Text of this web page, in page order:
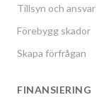
Tillsyn och ansvar
Förebygg skador
Skapa förfrågan
FINANSIERING